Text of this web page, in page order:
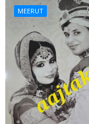
MEERUT